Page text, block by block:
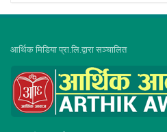
आर्थिक मिडिया प्रा.लि.द्वारा सञ्चालित